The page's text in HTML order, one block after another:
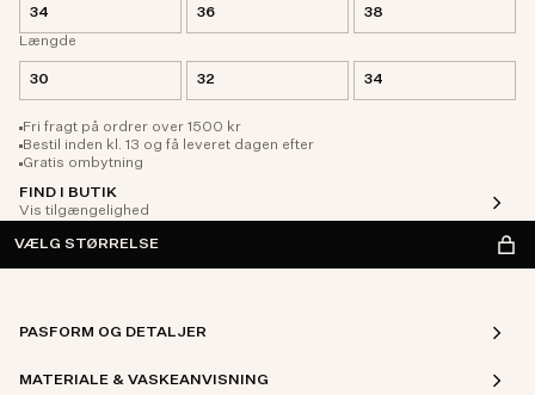
34 36
38
Længde
30 32 34
Fri fragt på ordrer over 1500 kr
Bestil inden kl. 13 og få leveret dagen efter
Gratis ombytning
FIND I BUTIK
Vis tilgængelighed
VÆLG STØRRELSE
PASFORM OG DETALJER
MATERIALE & VASKEANVISNING